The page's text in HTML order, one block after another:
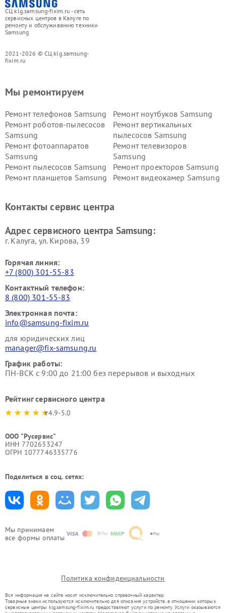
СЦ klg.samsung-fixim.ru - сеть
сервисных центров в Калуге по
ремонту и обслуживанию техники
Samsung
2021-2026 © СЦ klg.samsung-
fixim.ru
Мы принимаем
все формы оплаты
Мы ремонтируем
Ремонт телефонов Samsung
Ремонт ноутбуков Samsung
Ремонт роботов-пылесосов
Samsung
Ремонт вертикальных
пылесосов Samsung
Ремонт фотоаппаратов
Samsung
Ремонт телевизоров
Samsung
Ремонт пылесосов Samsung
Ремонт проекторов Samsung
Ремонт планшетов Samsung
Ремонт видеокамер Samsung
Контакты сервис центра
Адрес сервисного центра Samsung:
г. Калуга, ул. Кирова, 39
Горячая линия:
+7 (800) 301-55-83
Контактный телефон:
8 (800) 301-55-83
Электронная почта:
info@samsung-fixim.ru
для юридических лиц
manager@fix-samsung.ru
График работы:
ПН-ВСК с 9:00 до 21:00 без перерывов и выходных
Рейтинг сервисного центра
4.9-5.0
ООО "Русервис"
ИНН 7702633247
ОГРН 1077746335776
Поделиться в соц. сетях:
Политика конфиденциальности
Вся информация на сайте носит исключительно справочный характер.
Товарные знаки используются исключительно для описания устройств, в отношении которых
сервисные центры klg.samsung-fixim.ru предоставляют услуги по ремонту. Услуги оказываются